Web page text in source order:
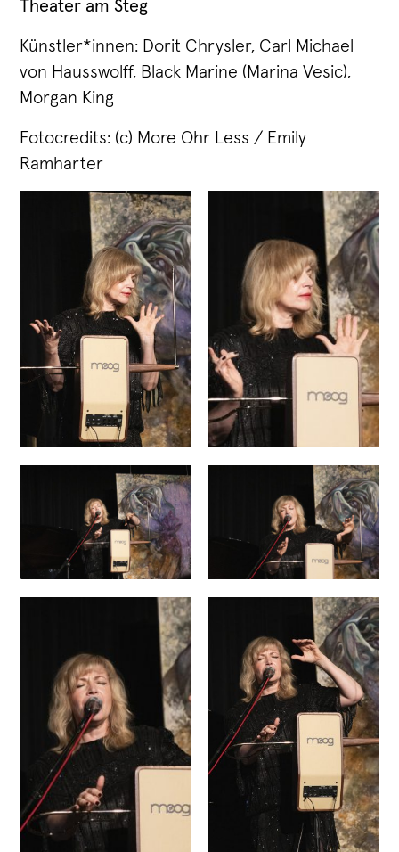
Theater am Steg
Künstler*innen: Dorit Chrysler, Carl Michael
von Hausswolff, Black Marine (Marina Vesic),
Morgan King
Fotocredits: (c) More Ohr Less / Emily
Ramharter